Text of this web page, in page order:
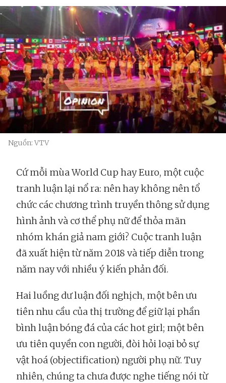
Nguồn: VTV
Cứ mỗi mùa World Cup hay Euro, một cuộc
tranh luận lại nổ ra: nên hay không nên tổ
chức các chương trình truyền thông sử dụng
hình ảnh và cơ thể phụ nữ để thỏa mãn
nhóm khán giả nam giới? Cuộc tranh luận
đã xuất hiện từ năm 2018 và tiếp diễn trong
năm nay với nhiều ý kiến phản đối.
Hai luồng dư luận đối nghịch, một bên ưu
tiên nhu cầu của thị trường để giữ lại phần
bình luận bóng đá của các hot girl; một bên
ưu tiên quyền con người, đòi hỏi loại bỏ sự
vật hoá (objectification) người phụ nữ. Tuy
nhiên, chúng ta chưa được nghe tiếng nói từ